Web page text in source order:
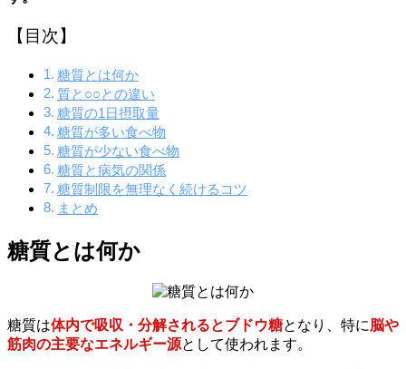
【目次】
糖質とは何か
質と○○との違い
糖質の1日摂取量
糖質が多い食べ物
糖質が少ない食べ物
糖質と病気の関係
糖質制限を無理なく続けるコツ
まとめ
糖質とは何か
糖質は体内で吸収・分解されるとブドウ糖となり、特に脳や
筋肉の主要なエネルギー源として使われます。